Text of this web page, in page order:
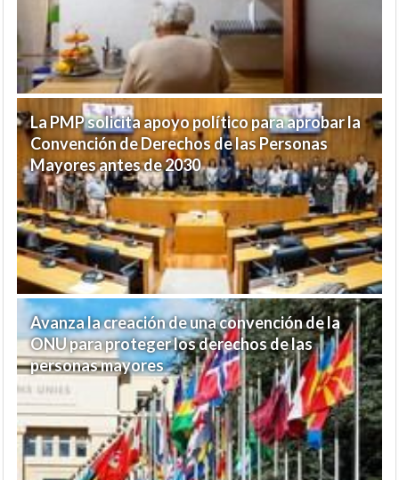
La PMP solicita apoyo político para aprobar la
Convención de Derechos de las Personas
Mayores antes de 2030
Avanza la creación de una convención de la
ONU para proteger los derechos de las
personas mayores